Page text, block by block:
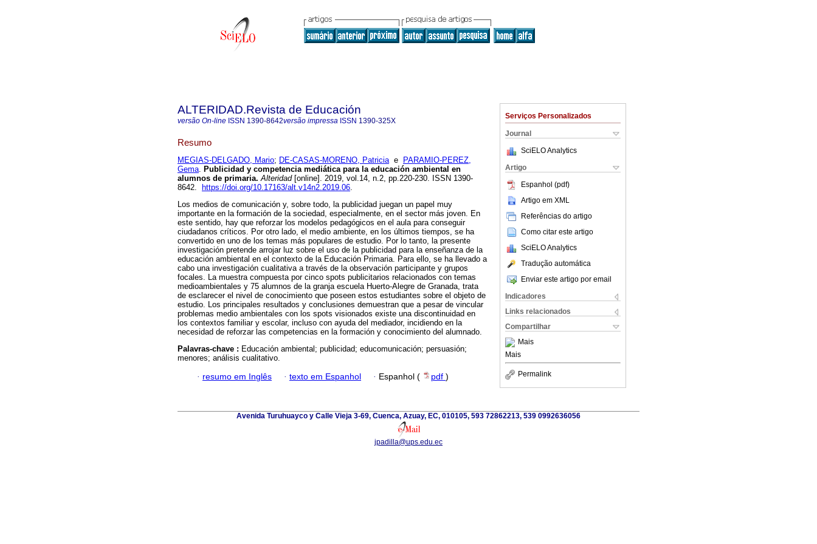
Serviços Personalizados
Journal
SciELO Analytics
Artigo
Espanhol (pdf)
Artigo em XML
Referências do artigo
Como citar este artigo
SciELO Analytics
Tradução automática
Enviar este artigo por email
Indicadores
Links relacionados
Compartilhar
Mais
Mais
Permalink
ALTERIDAD.Revista de Educación
versão On-line ISSN 1390-8642versão impressa ISSN 1390-325X
Resumo
MEGIAS-DELGADO, Mario; DE-CASAS-MORENO, Patriciae
PARAMIO-PEREZ,
Gema. Publicidad y competencia mediática para la educación ambiental en
alumnos de primaria. Alteridad[online]. 2019, vol.14, n.2, pp.220-230. ISSN 1390-
8642.
https://doi.org/10.17163/alt.v14n2.2019.06.
Los medios de comunicación y, sobre todo, la publicidad juegan un papel muy
importante en la formación de la sociedad, especialmente, en el sector más joven. En
este sentido, hay que reforzar los modelos pedagógicos en el aula para conseguir
ciudadanos críticos. Por otro lado, el medio ambiente, en los últimos tiempos, se ha
convertido en uno de los temas más populares de estudio. Por lo tanto, la presente
investigación pretende arrojar luz sobre el uso de la publicidad para la enseñanza de la
educación ambiental en el contexto de la Educación Primaria. Para ello, se ha llevado a
cabo una investigación cualitativa a través de la observación participante y grupos
focales. La muestra compuesta por cinco spots publicitarios relacionados con temas
medioambientales y 75 alumnos de la granja escuela Huerto-Alegre de Granada, trata
de esclarecer el nivel de conocimiento que poseen estos estudiantes sobre el objeto de
estudio. Los principales resultados y conclusiones demuestran que a pesar de vincular
problemas medio ambientales con los spots visionados existe una discontinuidad en
los contextos familiar y escolar, incluso con ayuda del mediador, incidiendo en la
necesidad de reforzar las competencias en la formación y conocimiento del alumnado.
Palavras-chave : Educación ambiental; publicidad; educomunicación; persuasión;
menores; análisis cualitativo.
· resumo em Inglês · texto em Espanhol · Espanhol ( pdf )
Avenida Turuhuayco y Calle Vieja 3-69, Cuenca, Azuay, EC, 010105, 593 72862213, 539 0992636056
jpadilla@ups.edu.ec